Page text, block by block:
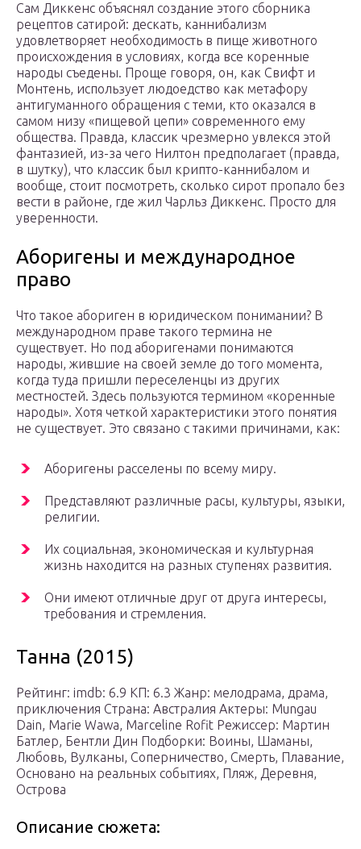
Сам Диккенс объяснял создание этого сборника
рецептов сатирой: дескать, каннибализм
удовлетворяет необходимость в пище животного
происхождения в условиях, когда все коренные
народы съедены. Проще говоря, он, как Свифт и
Монтень, использует людоедство как метафору
антигуманного обращения с теми, кто оказался в
самом низу «пищевой цепи» современного ему
общества. Правда, классик чрезмерно увлекся этой
фантазией, из-за чего Нилтон предполагает (правда,
в шутку), что классик был крипто-каннибалом и
вообще, стоит посмотреть, сколько сирот пропало без
вести в районе, где жил Чарльз Диккенс. Просто для
уверенности.
Аборигены и международное
право
Что такое абориген в юридическом понимании? В
международном праве такого термина не
существует. Но под аборигенами понимаются
народы, жившие на своей земле до того момента,
когда туда пришли переселенцы из других
местностей. Здесь пользуются термином «коренные
народы». Хотя четкой характеристики этого понятия
не существует. Это связано с такими причинами, как:
Аборигены расселены по всему миру.
Представляют различные расы, культуры, языки,
религии.
Их социальная, экономическая и культурная
жизнь находится на разных ступенях развития.
Они имеют отличные друг от друга интересы,
требования и стремления.
Танна (2015)
Рейтинг: imdb: 6.9 КП: 6.3 Жанр: мелодрама, драма,
приключения Страна: Австралия Актеры: Mungau
Dain, Marie Wawa, Marceline Rofit Режиссер: Мартин
Батлер, Бентли Дин Подборки: Воины, Шаманы,
Любовь, Вулканы, Соперничество, Смерть, Плавание,
Основано на реальных событиях, Пляж, Деревня,
Острова
Описание сюжета: